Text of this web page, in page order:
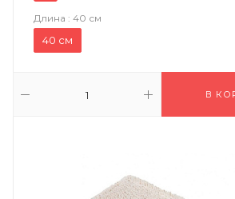
Длина : 40 см
40 см
В